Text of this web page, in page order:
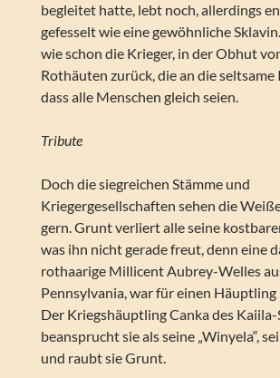
begleitet hatte, lebt noch, allerdings
gefesselt wie eine gewöhnliche
wie schon die Krieger, in der Obhut
Rothäuten zurück, die an die seltsame
dass alle Menschen gleich seien.
Tribute
Doch die siegreichen Stämme und
Kriegergesellschaften sehen die
gern. Grunt verliert alle seine
was ihn nicht gerade freut, denn eine
rothaarige Millicent Aubrey-Welles
Pennsylvania, war für einen
Der Kriegshäuptling Canka des Kaiila-
beansprucht sie als seine „Winyela“,
und raubt sie Grunt.